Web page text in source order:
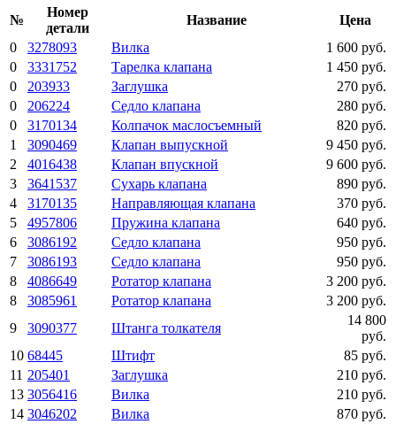
№
Номер
детали
Название
Цена
0
3278093 Вилка
1 600 руб.
0
3331752 Тарелка клапана
1 450 руб.
0
203933 Заглушка
270 руб.
0
206224 Седло клапана
280 руб.
0
3170134 Колпачок маслосъемный
820 руб.
1
3090469 Клапан выпускной
9 450 руб.
2
4016438 Клапан впускной
9 600 руб.
3
3641537 Сухарь клапана
890 руб.
4
3170135 Направляющая клапана
370 руб.
5
4957806 Пружина клапана
640 руб.
6
3086192 Седло клапана
950 руб.
7
3086193 Седло клапана
950 руб.
8
4086649 Ротатор клапана
3 200 руб.
8
3085961 Ротатор клапана
3 200 руб.
9
3090377 Штанга толкателя
14 800
руб.
10 68445 Штифт
85 руб.
11 205401 Заглушка
210 руб.
13 3056416 Вилка
210 руб.
14 3046202 Вилка
870 руб.